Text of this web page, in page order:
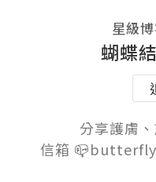
星級
蝴蝶
分享護膚
信箱